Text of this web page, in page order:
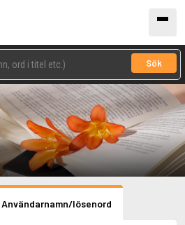
Sök
Användarnamn/lösenord